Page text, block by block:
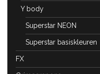
Y body
Superstar NEON
Superstar basiskleuren
FX